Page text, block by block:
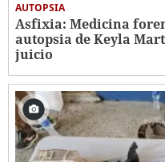
AUTOPSIA
Asfixia: Medicina
autopsia de Keyla
juicio